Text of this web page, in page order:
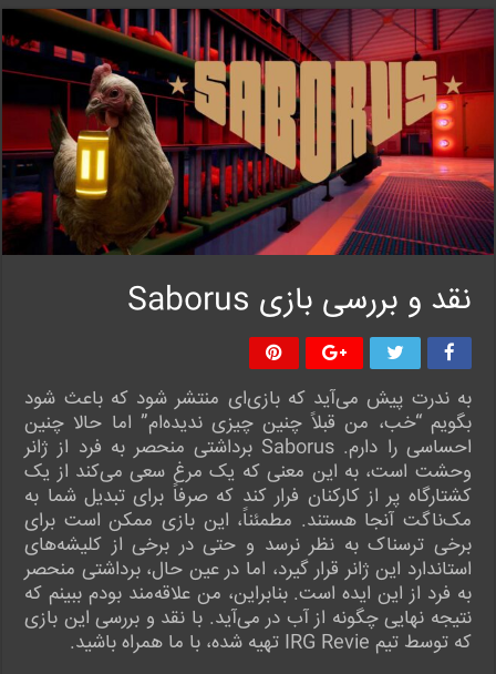
نقد و بررسی بازی Saborus
به ندرت پیش می‌آید که بازی‌ای منتشر شود که باعث شود
بگویم “خب، من قبلاً چنین چیزی ندیده‌ام” اما حالا چنین
احساسی را دارم. Saborus برداشتی منحصر به فرد از ژانر
وحشت است، به این معنی که یک مرغ سعی می‌کند از یک
کشتارگاه پر از کارکنان فرار کند که صرفاً برای تبدیل شما به
مک‌ناگت آنجا هستند. مطمئناً، این بازی ممکن است برای
برخی ترسناک به نظر نرسد و حتی در برخی از کلیشه‌های
استاندارد این ژانر قرار گیرد، اما در عین حال، برداشتی منحصر
به فرد از این ایده است. بنابراین، من علاقه‌مند بودم ببینم که
نتیجه نهایی چگونه از آب در می‌آید. با نقد و بررسی این بازی
که توسط تیم IRG Revie تهیه شده، با ما همراه باشید.